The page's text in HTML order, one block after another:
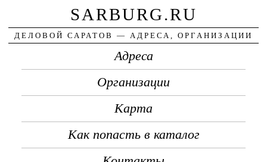
SARBURG.RU
ДЕЛОВОЙ САРАТОВ — АДРЕСА, ОРГАНИЗАЦИИ
Адреса
Организации
Карта
Как попасть в каталог